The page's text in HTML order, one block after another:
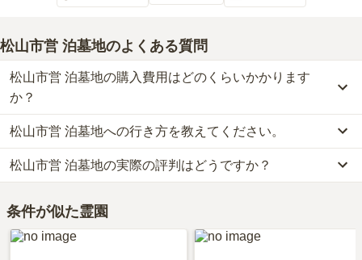
松山市営 泊墓地のよくある質問
松山市営 泊墓地の購入費用はどのくらいかかります
か？
松山市営 泊墓地の現在の販売価格については現在調査中です。
お墓は、価格が高いものがよい、安いものが悪い、という訳ではあ
りません。大切なのは、ご家族が心から納得し、安心してお参りで
きる場所を選ぶことです。
松山市営 泊墓地への行き方を教えてください。
車の場合、松山自動車道「松山インター」から車で約59分です。
詳しいルートや地図は、本ページの「地図・交通アクセス」欄をご
確認ください。
松山市営 泊墓地の実際の評判はどうですか？
口コミはあくまで一つの目安です。資料請求や現地見学を通して、
ご自身の目で雰囲気を確認してみることをおすすめします。
条件が似た霊園